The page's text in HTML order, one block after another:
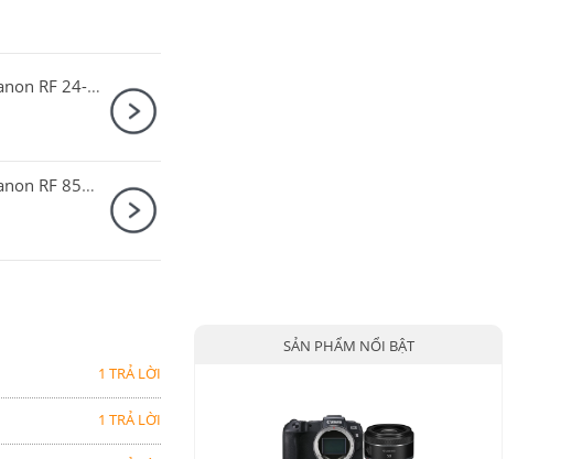
Canon EOS R6 Mark III Body + Canon RF 24-70mm F2.8 L IS USM
Canon EOS R6 Mark III Body + Canon RF 85mm F2 Macro IS STM
1 TRẢ LỜI
1 TRẢ LỜI
SẢN PHẨM NỔI BẬT